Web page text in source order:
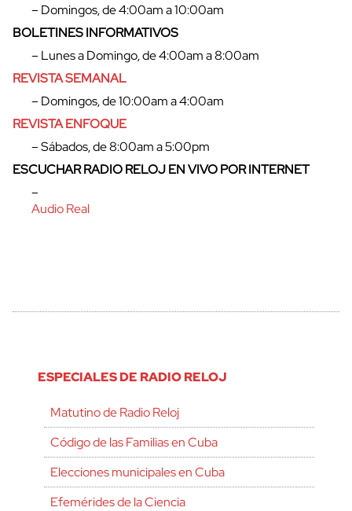
– Domingos, de 4:00am a 10:00am
BOLETINES INFORMATIVOS
– Lunes a Domingo, de 4:00am a 8:00am
REVISTA SEMANAL
– Domingos, de 10:00am a 4:00am
REVISTA ENFOQUE
– Sábados, de 8:00am a 5:00pm
ESCUCHAR RADIO RELOJ EN VIVO POR INTERNET
–
Audio Real
ESPECIALES DE RADIO RELOJ
Matutino de Radio Reloj
Código de las Familias en Cuba
Elecciones municipales en Cuba
Efemérides de la Ciencia